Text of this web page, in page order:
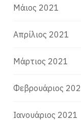
Μάιος 2021
Απρίλιος 2021
Μάρτιος 2021
Φεβρουάριος
Ιανουάριος 2021